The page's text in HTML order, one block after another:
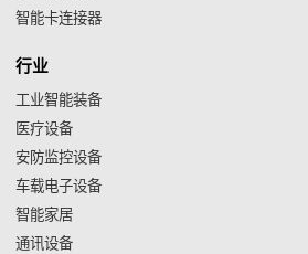
智能卡连接器
行业
工业智能装备
医疗设备
安防监控设备
车载电子设备
智能家居
通讯设备